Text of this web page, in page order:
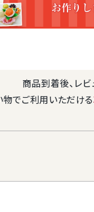
ている商品とは少し
…。」
用途をお教えいただ
商品到着後、レ
物でご利用いただける